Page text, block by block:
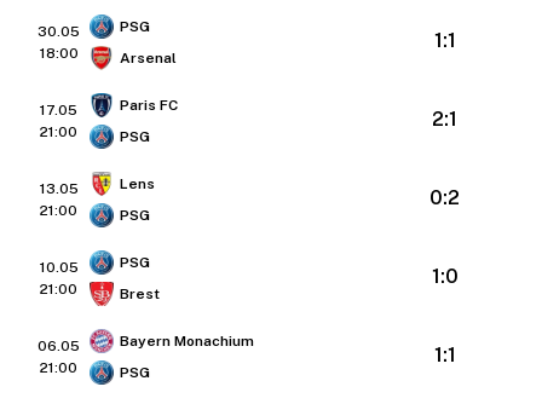
30.05
18:00
PSG
Arsenal
1:1
17.05
21:00
Paris FC
PSG
2:1
13.05
21:00
Lens
PSG
0:2
10.05
21:00
PSG
Brest
1:0
06.05
21:00
Bayern Monachium
PSG
1:1